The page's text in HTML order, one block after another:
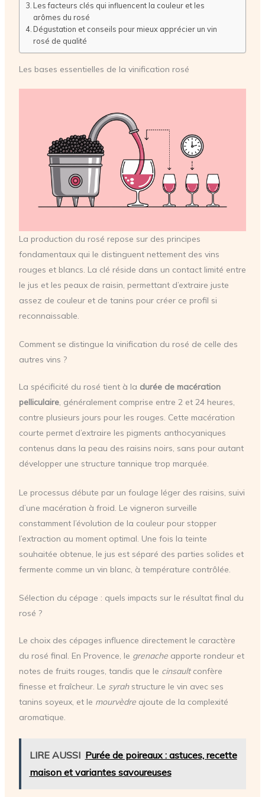
Les facteurs clés qui influencent la couleur et les
arômes du rosé
Dégustation et conseils pour mieux apprécier un vin
rosé de qualité
Les bases essentielles de la vinification rosé
La production du rosé repose sur des principes
fondamentaux qui le distinguent nettement des vins
rouges et blancs. La clé réside dans un contact limité entre
le jus et les peaux de raisin, permettant d’extraire juste
assez de couleur et de tanins pour créer ce profil si
reconnaissable.
Comment se distingue la vinification du rosé de celle des
autres vins ?
La spécificité du rosé tient à la durée de macération
pelliculaire, généralement comprise entre 2 et 24 heures,
contre plusieurs jours pour les rouges. Cette macération
courte permet d’extraire les pigments anthocyaniques
contenus dans la peau des raisins noirs, sans pour autant
développer une structure tannique trop marquée.
Le processus débute par un foulage léger des raisins, suivi
d’une macération à froid. Le vigneron surveille
constamment l’évolution de la couleur pour stopper
l’extraction au moment optimal. Une fois la teinte
souhaitée obtenue, le jus est séparé des parties solides et
fermente comme un vin blanc, à température contrôlée.
Sélection du cépage : quels impacts sur le résultat final du
rosé ?
Le choix des cépages influence directement le caractère
du rosé final. En Provence, le grenacheapporte rondeur et
notes de fruits rouges, tandis que le cinsaultconfère
finesse et fraîcheur. Le syrahstructure le vin avec ses
tanins soyeux, et le mourvèdreajoute de la complexité
aromatique.
LIRE AUSSI Purée de poireaux : astuces, recette
maison et variantes savoureuses